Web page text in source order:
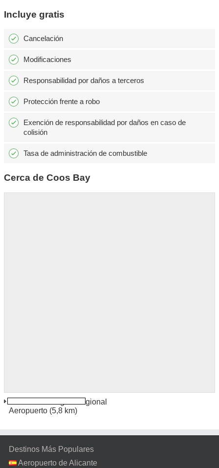
Incluye gratis
Cancelación
Modificaciones
Responsabilidad por daños a terceros
Protección frente a robo
Exención de responsabilidad por daños en caso de
colisión
Tasa de administración de combustible
Cerca de Coos Bay
Southwest Oregon Regional
Aeropuerto (5,8 km)
Destinos Más Populares
Aeropuerto de Alicante